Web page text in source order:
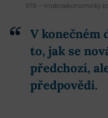
XTB – makroekonomický
V konečném
to, jak se
předchozí,
předpovědi.